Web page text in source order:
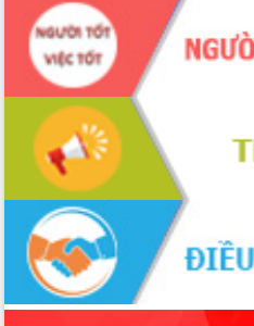
Khởi động Dự án Đầu tư xây dựng hạ
tầng kỹ thuật Cụm công nghiệp Tân
Tiến
Gặp mặt các cơ quan báo chí nhân Kỷ
niệm 101 năm Ngày Báo chí Cách
mạng Việt Nam
Đắk Lắk sơ kết 4 năm triển khai thực
hiện Đề án 06 của Chính phủ
Họp báo thông tin về Hội nghị Công bố
Quy hoạch và Xúc tiến đầu tư tỉnh Đắk
Lắk
Khơi thông điểm nghẽn, đẩy nhanh
giải ngân vốn khắc phục thiên tai